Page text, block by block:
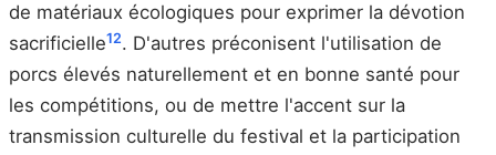
de matériaux écologiques pour exprimer la dévotion
sacrificielle12. D'autres préconisent l'utilisation de
porcs élevés naturellement et en bonne santé pour
les compétitions, ou de mettre l'accent sur la
transmission culturelle du festival et la participation